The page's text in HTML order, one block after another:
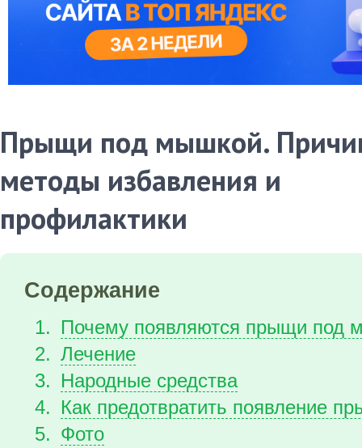
Прыщи под мышкой.
методы избавления и
профилактики
Содержание
Почему появляются прыщи под
Лечение
Народные средства
Как предотвратить появление
Фото